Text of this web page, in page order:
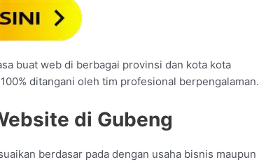
buat web di berbagai provinsi dan kota kota
ditangani oleh tim profesional berpengalaman.
di Gubeng
berdasar pada dengan usaha bisnis maupun